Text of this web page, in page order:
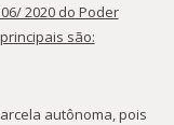
2020 do Poder
são:
autônoma, pois